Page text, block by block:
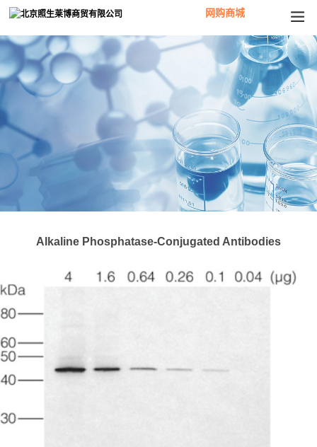
网购商城
Alkaline Phosphatase-Conjugated Antibodies